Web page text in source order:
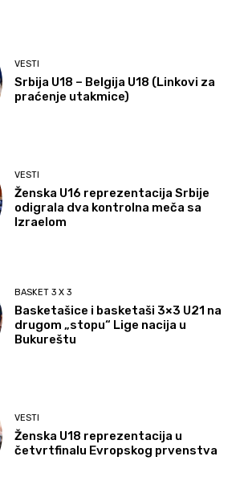
VESTI
Srbija U18 – Belgija U18 (Linkovi za
praćenje utakmice)
VESTI
Ženska U16 reprezentacija Srbije
odigrala dva kontrolna meča sa
Izraelom
BASKET 3 X 3
Basketašice i basketaši 3×3 U21 na
drugom „stopu“ Lige nacija u
Bukureštu
VESTI
Ženska U18 reprezentacija u
četvrtfinalu Evropskog prvenstva